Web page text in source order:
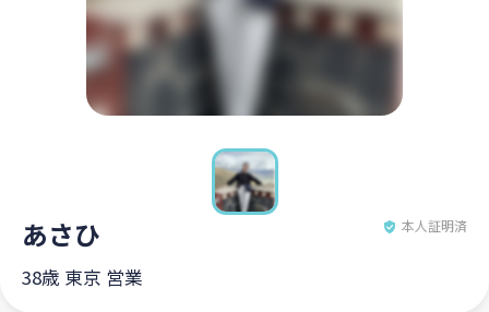
あさひ 本人証明済
38歳 東京 営業